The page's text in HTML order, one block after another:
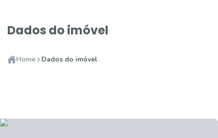
Dados do imóvel
Home Dados do imóvel